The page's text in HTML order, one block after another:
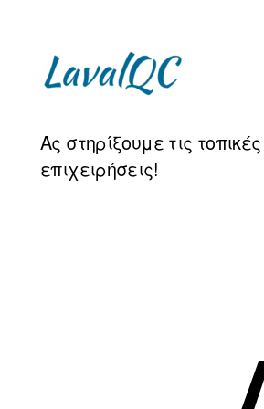
QC
Ας στηρίξουμε τις
επιχειρήσεις!